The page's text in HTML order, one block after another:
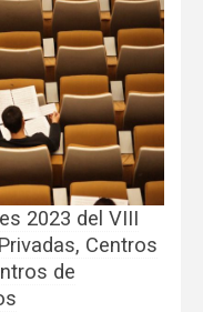
2023 del VIII
Centros
de